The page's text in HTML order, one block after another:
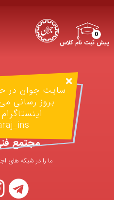
0
پیش ثبت نام کلاس
سایت جوان در
بروز رسانی
مجتمع
ما را در شبکه های